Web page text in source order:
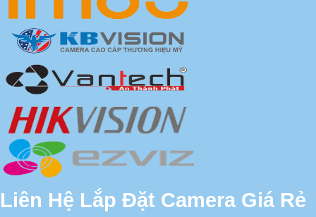
Liên Hệ Lắp Đặt Camera Giá Rẻ